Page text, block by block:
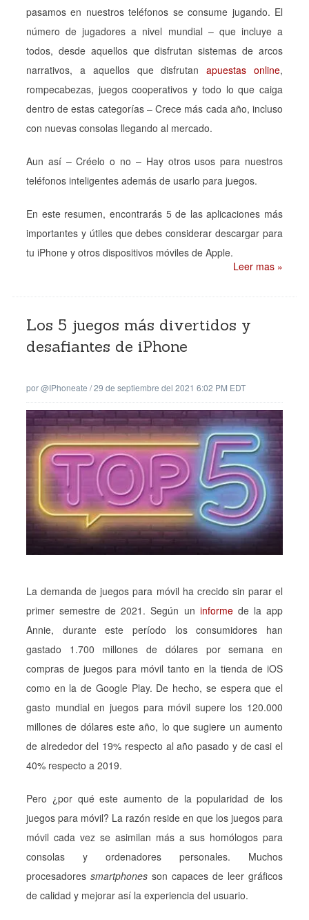
pasamos en nuestros teléfonos se consume jugando. El
número de jugadores a nivel mundial – que incluye a
todos, desde aquellos que disfrutan sistemas de arcos
narrativos, a aquellos que disfrutanapuestas online,
rompecabezas, juegos cooperativos y todo lo que caiga
dentro de estas categorías – Crece más cada año, incluso
con nuevas consolas llegando al mercado.
Aun así – Créelo o no – Hay otros usos para nuestros
teléfonos inteligentes además de usarlo para juegos.
En este resumen, encontrarás 5 de las aplicaciones más
importantes y útiles que debes considerar descargar para
tu iPhone y otros dispositivos móviles de Apple.
Leer mas »
Los 5 juegos más divertidos y
desafiantes de iPhone
por@iPhoneate /29 de septiembre del 2021 6:02 PM EDT
La demanda de juegos para móvil ha crecido sin parar el
primer semestre de 2021. Según un informede la app
Annie, durante este período los consumidores han
gastado 1.700 millones de dólares por semana en
compras de juegos para móvil tanto en la tienda de iOS
como en la de Google Play. De hecho, se espera que el
gasto mundial en juegos para móvil supere los 120.000
millones de dólares este año, lo que sugiere un aumento
de alrededor del 19% respecto al año pasado y de casi el
40% respecto a 2019.
Pero ¿por qué este aumento de la popularidad de los
juegos para móvil? La razón reside en que los juegos para
móvil cada vez se asimilan más a sus homólogos para
consolas y ordenadores personales. Muchos
procesadores smartphones son capaces de leer gráficos
de calidad y mejorar así la experiencia del usuario.